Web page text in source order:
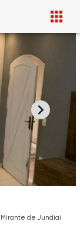
Mirante de Jundiaí